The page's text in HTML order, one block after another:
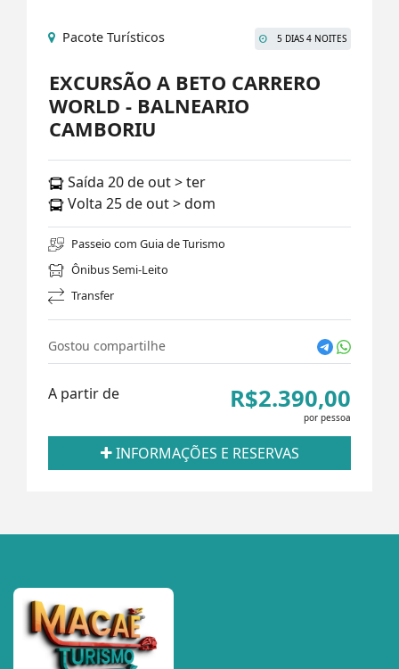
Pacote Turísticos 5 DIAS 4 NOITES
EXCURSÃO A BETO CARRERO
WORLD - BALNEARIO
CAMBORIU
Saída 20 de out > ter
Volta 25 de out > dom
Passeio com Guia de Turismo
Ônibus Semi-Leito
Transfer
Gostou compartilhe
A partir de R$2.390,00
por pessoa
INFORMAÇÕES E RESERVAS